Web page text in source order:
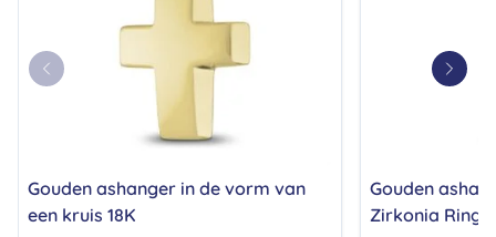
Gouden ashanger in de vorm van
een kruis 18K
Gouden
Zirkonia